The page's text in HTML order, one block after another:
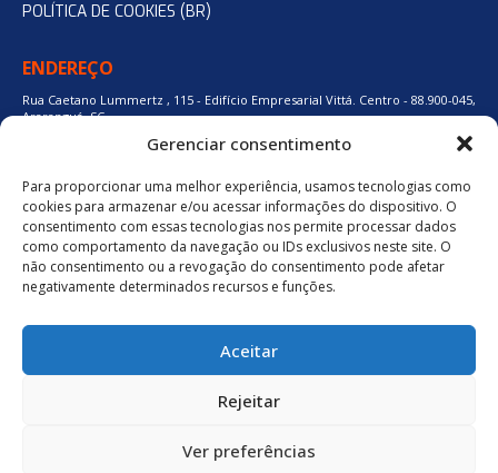
Gerenciar consentimento
Para proporcionar uma melhor experiência, usamos tecnologias como
cookies para armazenar e/ou acessar informações do dispositivo. O
consentimento com essas tecnologias nos permite processar dados
como comportamento da navegação ou IDs exclusivos neste site. O
não consentimento ou a revogação do consentimento pode afetar
negativamente determinados recursos e funções.
Aceitar
Rejeitar
Ver preferências
POLÍTICA DE COOKIES (BR)
ENDEREÇO
Rua Caetano Lummertz , 115 - Edifício Empresarial Vittá. Centro - 88.900-045,
Araranguá, SC.
48 3524-0137
48 9880-84667